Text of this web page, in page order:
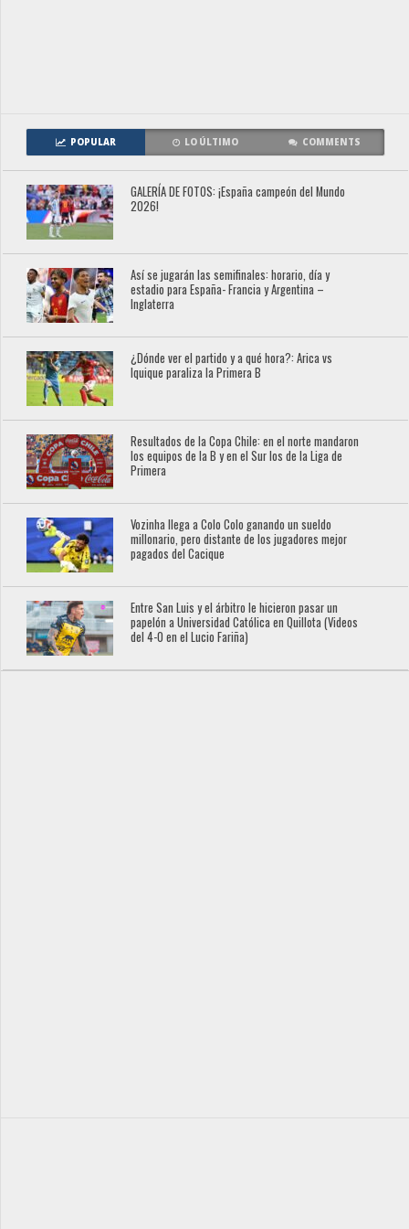
POPULAR LO ÚLTIMO COMMENTS
GALERÍA DE FOTOS: ¡España campeón del Mundo
2026!
Así se jugarán las semifinales: horario, día y
estadio para España- Francia y Argentina –
Inglaterra
¿Dónde ver el partido y a qué hora?: Arica vs
Iquique paraliza la Primera B
Resultados de la Copa Chile: en el norte mandaron
los equipos de la B y en el Sur los de la Liga de
Primera
Vozinha llega a Colo Colo ganando un sueldo
millonario, pero distante de los jugadores mejor
pagados del Cacique
Entre San Luis y el árbitro le hicieron pasar un
papelón a Universidad Católica en Quillota (Videos
del 4-0 en el Lucio Fariña)